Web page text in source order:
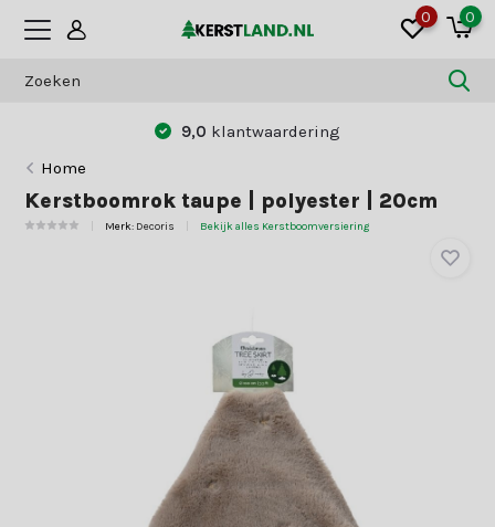
0 0
9,0 klantwaardering
Home
Kerstboomrok taupe | polyester | 20cm
Merk: Decoris Bekijk alles Kerstboomversiering